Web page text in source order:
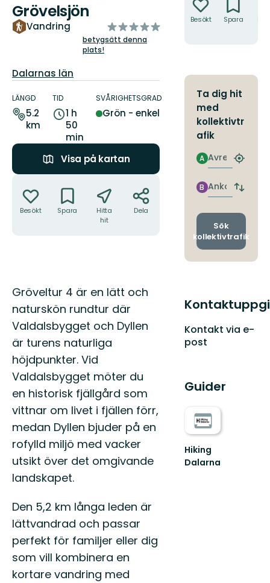
Grövelsjön
Vandring
av
5
betygsätt denna
plats!
Län:
Dalarnas län
om
leden
LÄNGD
5.2
km
TID
1 h
50
min
SVÅRIGHETSGRAD
Grön - enkel
Visa på kartan
Besökt Spara
Hitta
hit
Dela
Beskrivning
Gröveltur 4 är en lätt och
naturskön rundtur där
Valdalsbygget och Dyllen
är turens naturliga
höjdpunkter. Vid
Valdalsbygget möter du
en historisk fjällgård som
vittnar om livet i fjällen förr,
medan Dyllen bjuder på en
rofylld miljö med vacker
utsikt över det omgivande
landskapet.
Den 5,2 km långa leden är
lättvandrad och passar
perfekt för familjer eller dig
som vill kombinera en
kortare vandring med
Besökt Spara
Ta dig hit
med
kollektivtr
afik
Avresa
A
Hitta
Ankomst
B
Byt
och
Sök
kollektivtrafik
Kontakt via e-
post
Guider
Hiking
Dalarna